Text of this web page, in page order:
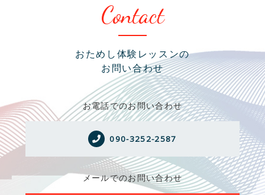
Contact
おためし体験レッスンの
お問い合わせ
お電話でのお問い合わせ
090-3252-2587
メールでのお問い合わせ